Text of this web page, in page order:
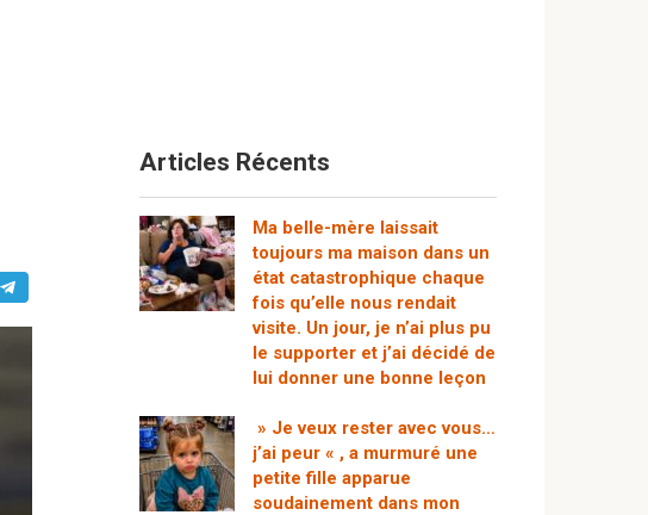
Articles Récents
Ma belle-mère laissait
toujours ma maison dans un
état catastrophique chaque
fois qu’elle nous rendait
visite. Un jour, je n’ai plus pu
le supporter et j’ai décidé de
lui donner une bonne leçon
» Je veux rester avec vous…
j’ai peur « , a murmuré une
petite fille apparue
soudainement dans mon